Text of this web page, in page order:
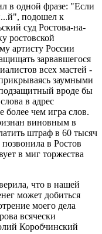
в одной фразе: "Если
подошел к
суд Ростова-на-
ростовской
артисту России
зарвавшегося
всех мастей -
заумными
вроде бы
в адрес
более чем игра слов.
виновным в
штраф в 60 тысяч
в Ростов
в миг торжества
что в нашей
может добиться
моего дела
всячески
Коробчинский